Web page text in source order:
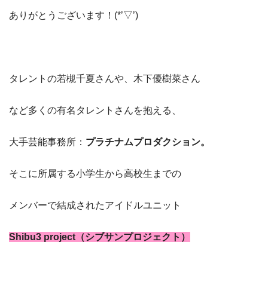
ありがとうございます！(*’▽’)
タレントの若槻千夏さんや、木下優樹菜さん
など多くの有名タレントさんを抱える、
大手芸能事務所： プラチナムプロダクション。
そこに所属する小学生から高校生までの
メンバーで結成されたアイドルユニット
Shibu3 project（シブサンプロジェクト）